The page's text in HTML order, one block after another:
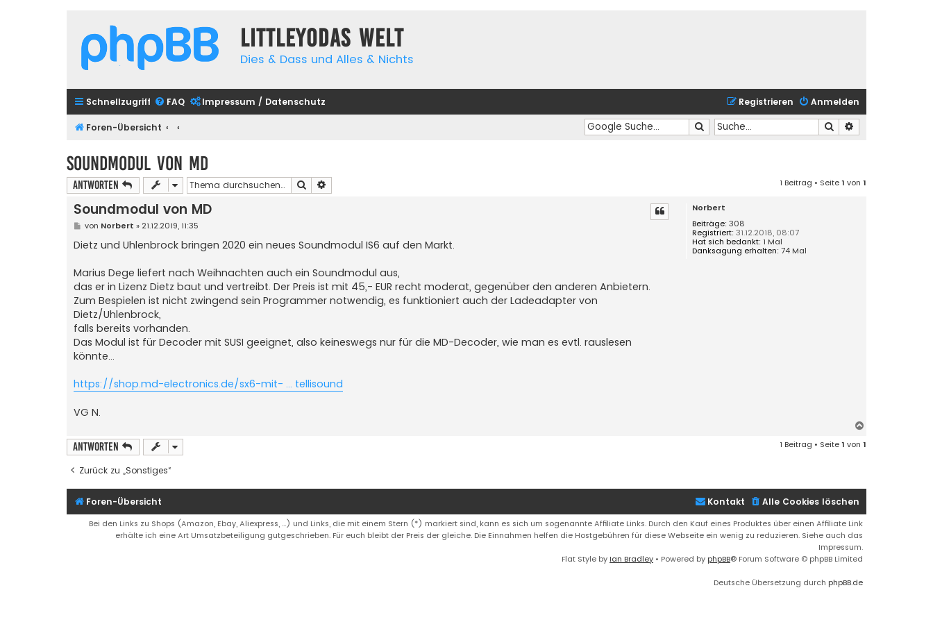
Littleyodas Welt
Dies & Dass und Alles & Nichts
Schnellzugriff FAQ Impressum / Datenschutz Anmelden
Registrieren
Foren-Übersicht Suche
Suche
Soundmodul von MD
Antworten Suche 1 Beitrag • Seite1 von 1
Norbert
Beiträge: 308
Registriert: 31.12.2018, 08:07
Hat sich bedankt: 1 Mal
Danksagung erhalten: 74 Mal
Soundmodul von MD
B
i
t
a
g
von Norbert » 21.12.2019, 11:35
Dietz und Uhlenbrock bringen 2020 ein neues Soundmodul IS6 auf den Markt.
Marius Dege liefert nach Weihnachten auch ein Soundmodul aus,
das er in Lizenz Dietz baut und vertreibt. Der Preis ist mit 45,- EUR recht moderat, gegenüber den anderen Anbietern.
Zum Bespielen ist nicht zwingend sein Programmer notwendig, es funktioniert auch der Ladeadapter von
Dietz/Uhlenbrock,
falls bereits vorhanden.
Das Modul ist für Decoder mit SUSI geeignet, also keineswegs nur für die MD-Decoder, wie man es evtl. rauslesen
könnte...
https://shop.md-electronics.de/sx6-mit- ... tellisound
VG N.
b
n
Antworten 1 Beitrag • Seite1 von 1
Zurück zu „Sonstiges“
Foren-Übersicht Alle Cookies löschen
Kontakt
Bei den Links zu Shops (Amazon, Ebay, Aliexpress, ...) und Links, die mit einem Stern (*) markiert sind, kann es sich um sogenannte Affiliate Links. Durch den Kauf eines Produktes über einen Affiliate Link
erhälte ich eine Art Umsatzbeteiligung gutgeschrieben. Für euch bleibt der Preis der gleiche. Die Einnahmen helfen die Hostgebühren für diese Webseite ein wenig zu reduzieren. Siehe auch das
Impressum.
Flat Style by Ian Bradley • Powered by phpBB® Forum Software © phpBB Limited
Deutsche Übersetzung durch phpBB.de